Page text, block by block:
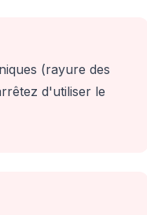
(rayure des
d'utiliser le